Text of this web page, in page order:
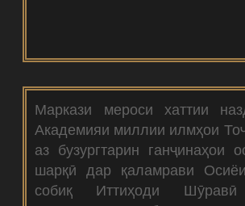
Маркази мероси хаттии
Академияи миллии илмҳои
аз бузургтарин ганҷинаҳои
шарқӣ дар қаламрави
собиқ Иттиҳоди